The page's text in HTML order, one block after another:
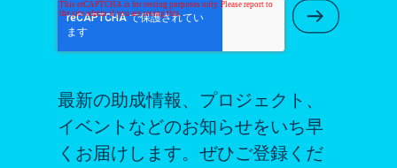
Submit
最新の助成情報、プロジェクト、
イベントなどのお知らせをいち早
くお届けします。ぜひご登録くだ